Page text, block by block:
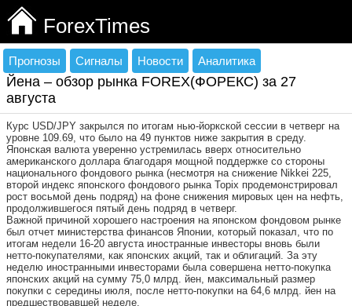
ForexTimes
Прогнозы Сигналы Новости Аналитика
Йена – обзор рынка FOREX(ФОРЕКС) за 27
августа
Курс USD/JPY закрылся по итогам нью-йоркской сессии в четверг на
уровне 109.69, что было на 49 пунктов ниже закрытия в среду.
Японская валюта уверенно устремилась вверх относительно
американского доллара благодаря мощной поддержке со стороны
национального фондового рынка (несмотря на снижение Nikkei 225,
второй индекс японского фондового рынка Topix продемонстрировал
рост восьмой день подряд) на фоне снижения мировых цен на нефть,
продолжившегося пятый день подряд в четверг.
Важной причиной хорошего настроения на японском фондовом рынке
был отчет министерства финансов Японии, который показал, что по
итогам недели 16-20 августа иностранные инвесторы вновь были
нетто-покупателями, как японских акций, так и облигаций. За эту
неделю иностранными инвесторами была совершена нетто-покупка
японских акций на сумму 75,0 млрд. йен, максимальный размер
покупки с середины июля, после нетто-покупки на 64,6 млрд. йен на
предшествовавшей неделе.